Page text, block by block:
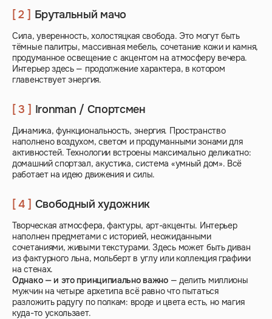
[ 2 ] Брутальный мачо
Сила, уверенность, холостяцкая свобода. Это могут быть
тёмные палитры, массивная мебель, сочетание кожи и камня,
продуманное освещение с акцентом на атмосферу вечера.
Интерьер здесь — продолжение характера, в котором
главенствует энергия.
[ 3 ] Ironman / Спортсмен
Динамика, функциональность, энергия. Пространство
наполнено воздухом, светом и продуманными зонами для
активностей. Технологии встроены максимально деликатно:
домашний спортзал, акустика, система «умный дом». Всё
работает на идею движения и силы.
[ 4 ] Свободный художник
Творческая атмосфера, фактуры, арт-акценты. Интерьер
наполнен предметами с историей, неожиданными
сочетаниями, живыми текстурами. Здесь может быть диван
из фактурного льна, мольберт в углу или коллекция графики
на стенах.
Однако — и это принципиально важно— делить миллионы
мужчин на четыре архетипа всё равно что пытаться
разложить радугу по полкам: вроде и цвета есть, но магия
куда-то ускользает.